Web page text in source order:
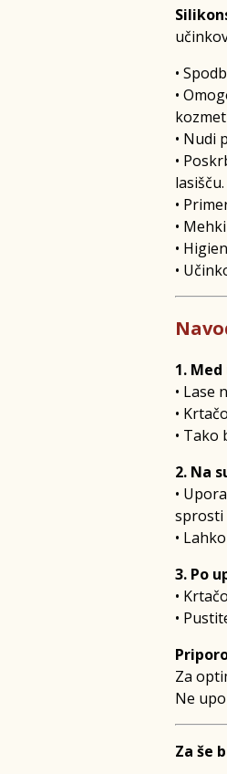
•
•
• Nudi
•
lasišču.
•
•
•
•
1.
• Lase
•
•
2. Na
•
sprosti
•
3. Po
•
•
Za
Ne
Za še